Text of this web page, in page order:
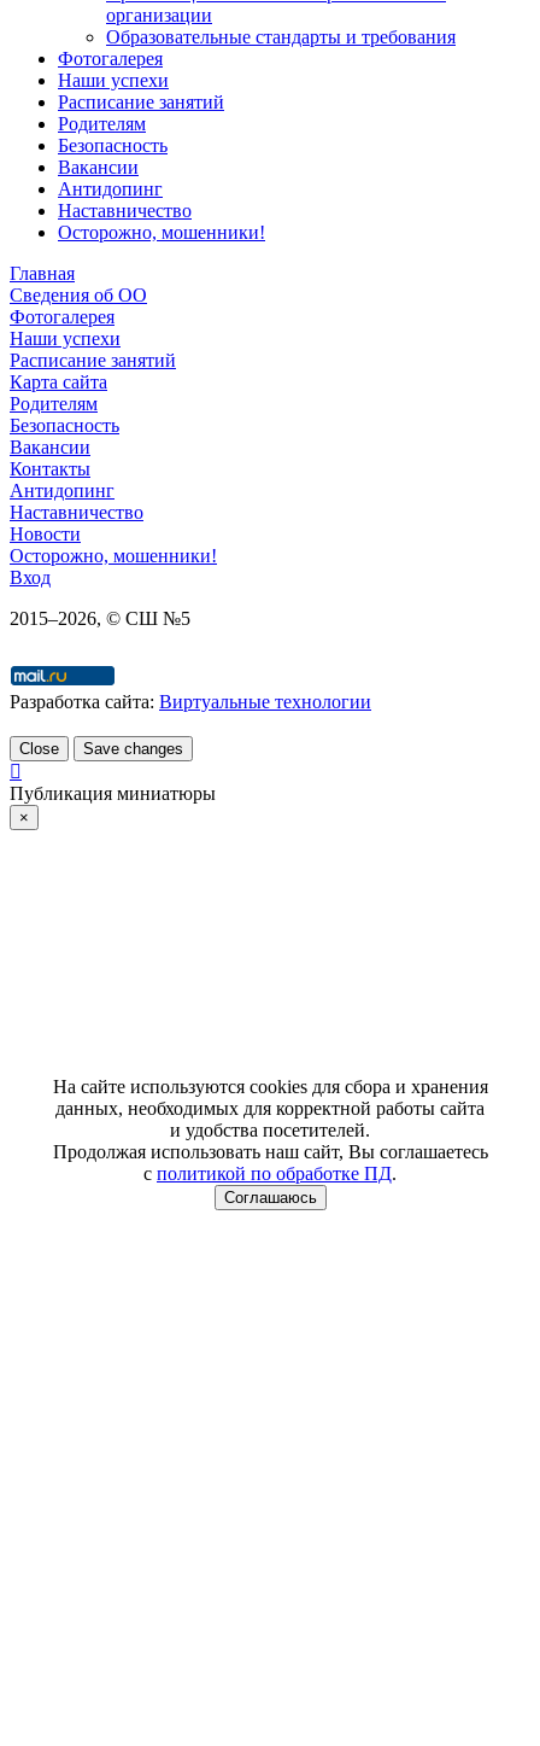
организации
Образовательные стандарты и требования
Фотогалерея
Наши успехи
Расписание занятий
Родителям
Безопасность
Вакансии
Антидопинг
Наставничество
Осторожно, мошенники!
Главная
Сведения об ОО
Фотогалерея
Наши успехи
Расписание занятий
Карта сайта
Родителям
Безопасность
Вакансии
Контакты
Антидопинг
Наставничество
Новости
Осторожно, мошенники!
Вход
2015–2026, © СШ №5
Разработка сайта: Виртуальные технологии
Close Save changes
Публикация миниатюры
×
На сайте используются cookies для сбора и хранения
данных, необходимых для корректной работы сайта
и удобства посетителей.
Продолжая использовать наш сайт, Вы соглашаетесь
с политикой по обработке ПД.
Соглашаюсь